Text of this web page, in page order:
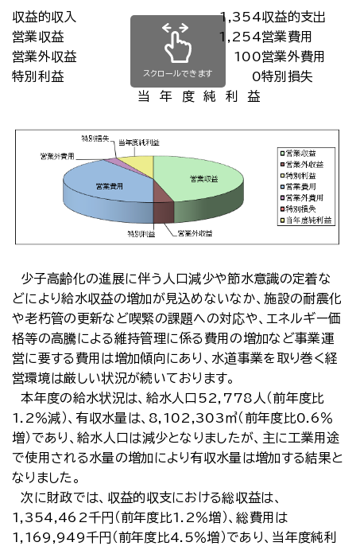
収益的収入 1,354収益的支出
営業収益
1,254営業費用
営業外収益
100営業外費用
特別利益
0特別損失
当 年 度 純 利 益
スクロールできます
少子高齢化の進展に伴う人口減少や節水意識の定着な
どにより給水収益の増加が見込めないなか、施設の耐震化
や老朽管の更新など喫緊の課題への対応や、エネルギー価
格等の高騰による維持管理に係る費用の増加など事業運
営に要する費用は増加傾向にあり、水道事業を取り巻く経
営環境は厳しい状況が続いております。
本年度の給水状況は、給水人口52,778人（前年度比
1.2％減）、有収水量は、8,102,303㎥（前年度比0.6％
増）であり、給水人口は減少となりましたが、主に工業用途
で使用される水量の増加により有収水量は増加する結果と
なりました。
次に財政では、収益的収支における総収益は、
1,354,462千円（前年度比1.2％増）、総費用は
1,169,949千円（前年度比4.5％増）であり、当年度純利